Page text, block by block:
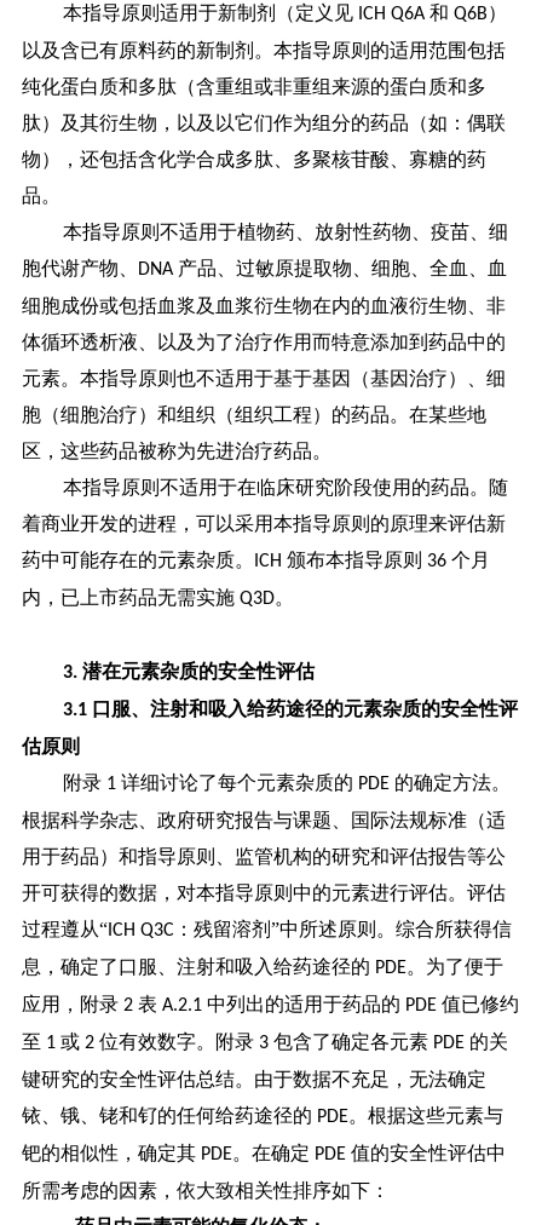
本指导原则适用于新制剂（定义见 ICH Q6A 和 Q6B）
以及含已有原料药的新制剂。本指导原则的适用范围包括
纯化蛋白质和多肽（含重组或非重组来源的蛋白质和多
肽）及其衍生物，以及以它们作为组分的药品（如：偶联
物），还包括含化学合成多肽、多聚核苷酸、寡糖的药
品。
本指导原则不适用于植物药、放射性药物、疫苗、细
胞代谢产物、
DNA 产品、过敏原提取物、细胞、全血、血
细胞成份或包括血浆及血浆衍生物在内的血液衍生物、非
体循环透析液、以及为了治疗作用而特意添加到药品中的
元素。本指导原则也不适用于基于基因（基因治疗）、细
胞（细胞治疗）和组织（组织工程）的药品。在某些地
区，这些药品被称为先进治疗药品。
本指导原则不适用于在临床研究阶段使用的药品。随
着商业开发的进程，可以采用本指导原则的原理来评估新
药中可能存在的元素杂质。
ICH 颁布本指导原则 36 个月
内，已上市药品无需实施 Q3D。
3. 潜在元素杂质的安全性评估
3.1 口服、注射和吸入给药途径的元素杂质的安全性评
估原则
附录 1 详细讨论了每个元素杂质的 PDE 的确定方法。
根据科学杂志、政府研究报告与课题、国际法规标准（适
用于药品）和指导原则、监管机构的研究和评估报告等公
开可获得的数据，对本指导原则中的元素进行评估。评估
过程遵从“ ICH Q3C ：残留溶剂”中所述原则。综合所获得信
息，确定了口服、注射和吸入给药途径的 PDE。为了便于
应用，附录 2 表 A.2.1 中列出的适用于药品的 PDE 值已修约
至 1 或 2 位有效数字。 附录 3 包含了确定各元素 PDE 的关
键研究的安全性评估总结。由于数据不充足，无法确定
铱、锇、铑和钌的任何给药途径的 PDE。根据这些元素与
钯的相似性，确定其 PDE。在确定 PDE 值的安全性评估中
所需考虑的因素，依大致相关性排序如下：